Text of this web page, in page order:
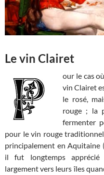
Le vin Clairet
our le cas
vin Clairet
le rosé,
rouge ; la
fermenter
pour le vin rouge
principalement en Aquitaine
il fut longtemps apprécié
largement vers leurs îles